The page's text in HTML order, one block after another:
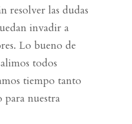
resolver las dudas
invadir a
. Lo bueno de
todos
tiempo tanto
para nuestra